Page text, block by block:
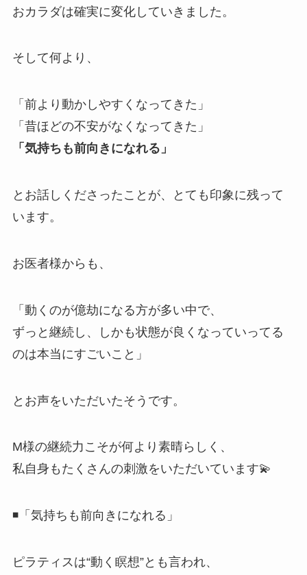
おカラダは確実に変化していきました。
そして何より、
「前より動かしやすくなってきた」
「昔ほどの不安がなくなってきた」
「気持ちも前向きになれる」
とお話しくださったことが、とても印象に残って
います。
お医者様からも、
「動くのが億劫になる方が多い中で、
ずっと継続し、しかも状態が良くなっていってる
のは本当にすごいこと」
とお声をいただいたそうです。
M様の継続力こそが何より素晴らしく、
私自身もたくさんの刺激をいただいています💫
◾️「気持ちも前向きになれる」
ピラティスは“動く瞑想”とも言われ、